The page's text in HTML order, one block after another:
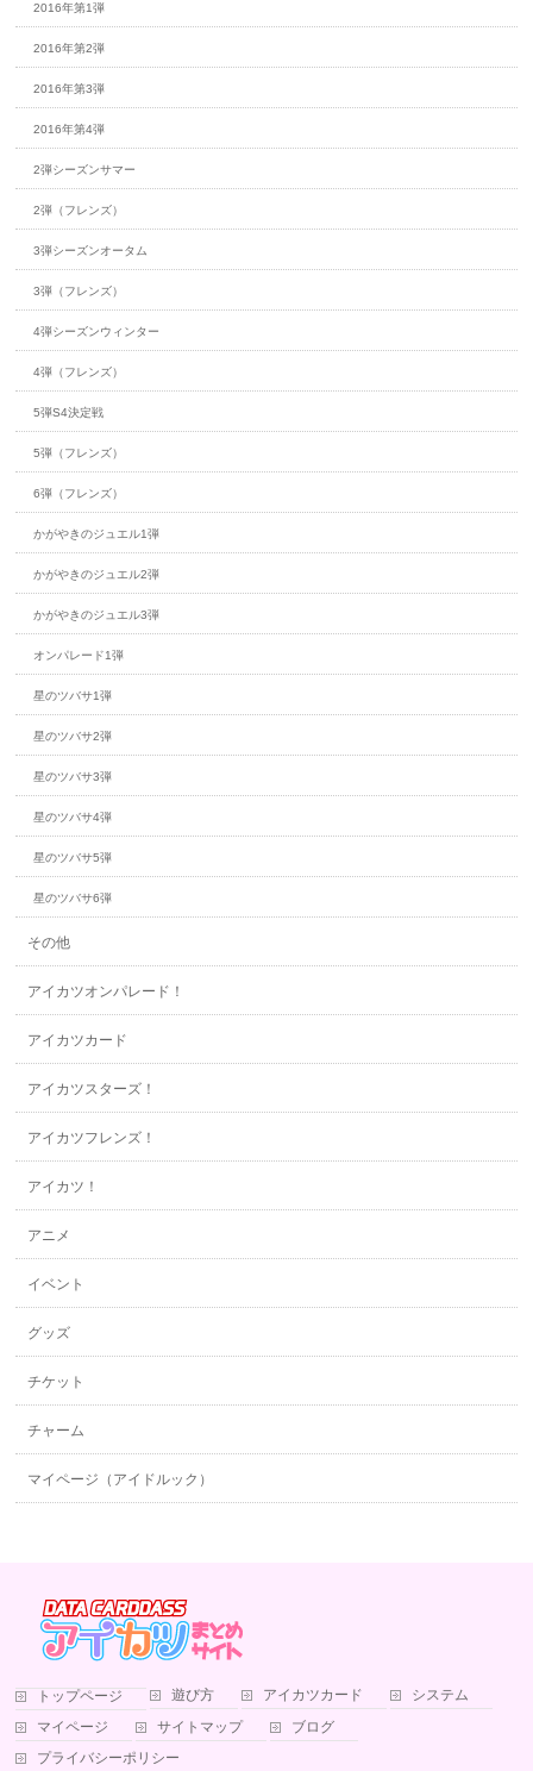
2016年第1弾
2016年第2弾
2016年第3弾
2016年第4弾
2弾シーズンサマー
2弾（フレンズ）
3弾シーズンオータム
3弾（フレンズ）
4弾シーズンウィンター
4弾（フレンズ）
5弾S4決定戦
5弾（フレンズ）
6弾（フレンズ）
かがやきのジュエル1弾
かがやきのジュエル2弾
かがやきのジュエル3弾
オンパレード1弾
星のツバサ1弾
星のツバサ2弾
星のツバサ3弾
星のツバサ4弾
星のツバサ5弾
星のツバサ6弾
その他
アイカツオンパレード！
アイカツカード
アイカツスターズ！
アイカツフレンズ！
アイカツ！
アニメ
イベント
グッズ
チケット
チャーム
マイページ（アイドルック）
トップページ 遊び方 アイカツカード
システム
マイページ
サイトマップ
ブログ
プライバシーポリシー